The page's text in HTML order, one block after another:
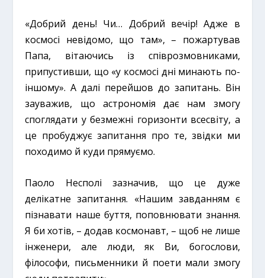
«Добрий день! Чи… Добрий вечір! Адже в
космосі невідомо, що там», – пожартував
Папа, вітаючись із співрозмовниками,
припустивши, що «у космосі дні минають по-
іншому». А далі перейшов до запитань. Він
зауважив, що астрономія дає нам змогу
споглядати у безмежні горизонти всесвіту, а
це пробуджує запитання про те, звідки ми
походимо й куди прямуємо.
Паоло Несполі зазначив, що це дуже
делікатне запитання. «Нашим завданням є
пізнавати наше буття, поповнювати знання.
Я би хотів, – додав космонавт, – щоб не лише
інженери, але люди, як Ви, богослови,
філософи, письменники й поети мали змогу